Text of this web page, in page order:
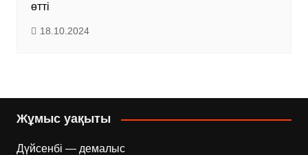
өтті
18.10.2024
Жұмыс уақыты
Дүйсенбі — демалыс